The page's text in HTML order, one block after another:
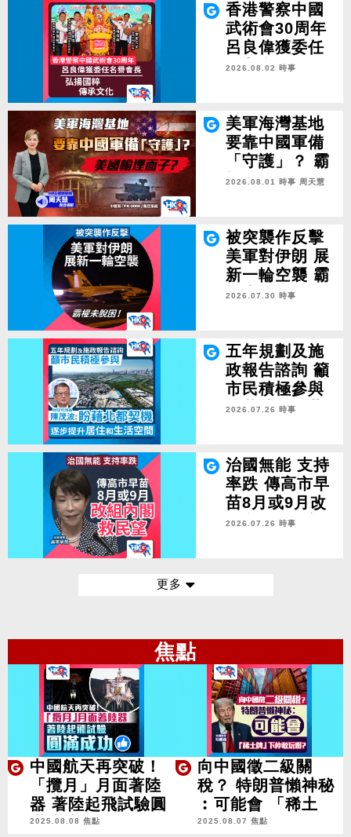
香港警察中國
武術會30周年
呂良偉獲委任
名譽會長 弘揚
2026.08.02 時事
美軍海灣基地
要靠中國軍備
「守護」？ 霸
權輸埋面子？
2026.08.01 時事 周天慧
被突襲作反擊
美軍對伊朗 展
新一輪空襲 霸
權未脫困！
2026.07.30 時事
五年規劃及施
政報告諮詢 籲
市民積極參與
陳茂波：盼藉
活空間
2026.07.26 時事
治國無能 支持
率跌 傳高市早
苗8月或9月改
組內閣救民望
2026.07.26 時事
更多
焦點
中國航天再突破！
「攬月」月面著陸
器 著陸起飛試驗圓
滿成功
2025.08.08 焦點
向中國徵二級關
稅？ 特朗普懶神秘
︰可能會 「稀土
牌」下敢玩嘢？
2025.08.07 焦點